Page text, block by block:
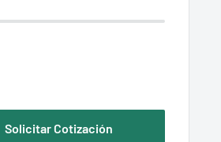
Solicitar Cotización